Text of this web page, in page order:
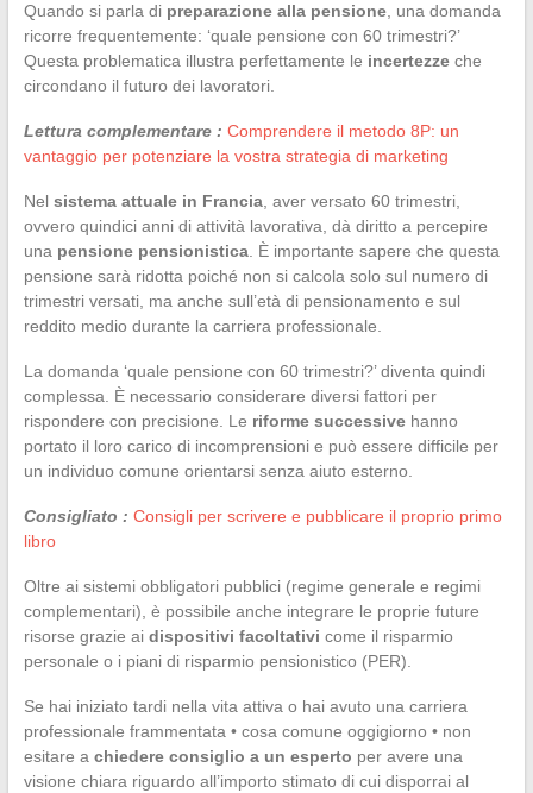
Quando si parla di preparazione alla pensione, una domanda
ricorre frequentemente: ‘quale pensione con 60 trimestri?’
Questa problematica illustra perfettamente le incertezzeche
circondano il futuro dei lavoratori.
Lettura complementare : Comprendere il metodo 8P: un
vantaggio per potenziare la vostra strategia di marketing
Nel sistema attuale in Francia, aver versato 60 trimestri,
ovvero quindici anni di attività lavorativa, dà diritto a percepire
una pensione pensionistica. È importante sapere che questa
pensione sarà ridotta poiché non si calcola solo sul numero di
trimestri versati, ma anche sull’età di pensionamento e sul
reddito medio durante la carriera professionale.
La domanda ‘quale pensione con 60 trimestri?’ diventa quindi
complessa. È necessario considerare diversi fattori per
rispondere con precisione. Le riforme successivehanno
portato il loro carico di incomprensioni e può essere difficile per
un individuo comune orientarsi senza aiuto esterno.
Consigliato : Consigli per scrivere e pubblicare il proprio primo
libro
Oltre ai sistemi obbligatori pubblici (regime generale e regimi
complementari), è possibile anche integrare le proprie future
risorse grazie ai dispositivi facoltativi come il risparmio
personale o i piani di risparmio pensionistico (PER).
Se hai iniziato tardi nella vita attiva o hai avuto una carriera
professionale frammentata • cosa comune oggigiorno • non
esitare a chiedere consiglio a un esperto per avere una
visione chiara riguardo all’importo stimato di cui disporrai al